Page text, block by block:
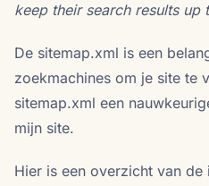
keep their search results up
De sitemap.xml is een
zoekmachines om je site te
sitemap.xml een
mijn site.
Hier is een overzicht van